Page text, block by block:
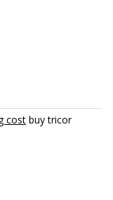
cost buy tricor